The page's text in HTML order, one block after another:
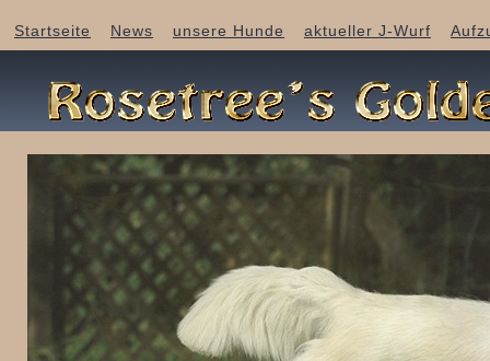
Startseite News unsere Hunde aktueller J-Wurf